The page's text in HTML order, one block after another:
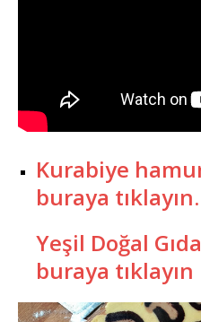
Kurabiye
buraya tıklayın.
Yeşil Doğal
buraya tıklayın